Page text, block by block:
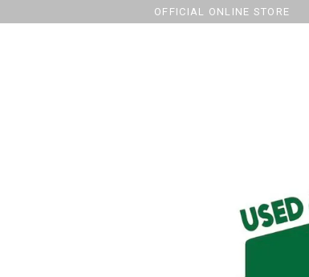
OFFICIAL ONLINE STORE